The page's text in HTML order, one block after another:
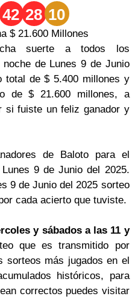
42 28 10
$ 21.600 Millones
suerte a todos los
de Lunes 9 de Junio
total de $ 5.400 millones y
de $ 21.600 millones, a
si fuiste un feliz ganador y
de Baloto para el
9 de Junio del 2025.
9 de Junio del 2025 sorteo
cada acierto que tuviste.
y sábados a las 11 y
que es transmitido por
sorteos más jugados en el
históricos, para
correctos puedes visitar